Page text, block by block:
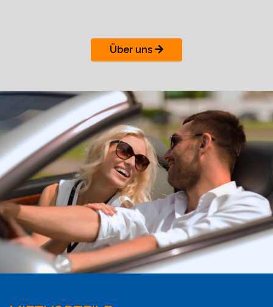
Über uns